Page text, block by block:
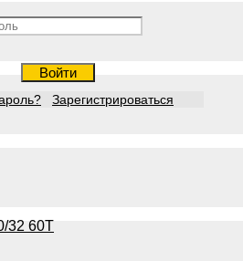
Войти
Зарегистрироваться